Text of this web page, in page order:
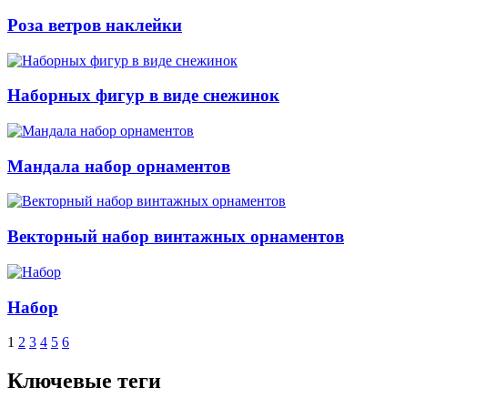
Роза ветров наклейки
Наборных фигур в виде снежинок
Мандала набор орнаментов
Векторный набор винтажных орнаментов
Набор
1 2 3 4 5 6
Ключевые теги